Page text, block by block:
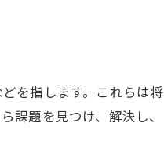
を指します。これらは将
課題を見つけ、解決し、